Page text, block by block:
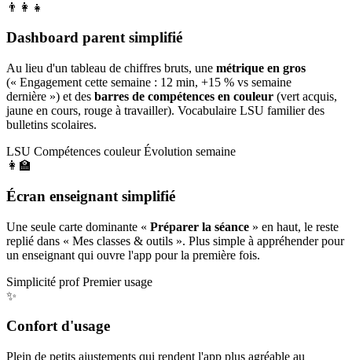
👨‍👩‍👧
Dashboard parent simplifié
Au lieu d'un tableau de chiffres bruts, une métrique en gros
(« Engagement cette semaine : 12 min, +15 % vs semaine
dernière ») et des barres de compétences en couleur (vert acquis,
jaune en cours, rouge à travailler). Vocabulaire LSU familier des
bulletins scolaires.
LSU Compétences couleur Évolution semaine
👩‍🏫
Écran enseignant simplifié
Une seule carte dominante « Préparer la séance » en haut, le reste
replié dans « Mes classes & outils ». Plus simple à appréhender pour
un enseignant qui ouvre l'app pour la première fois.
Simplicité prof Premier usage
✨
Confort d'usage
Plein de petits ajustements qui rendent l'app plus agréable au